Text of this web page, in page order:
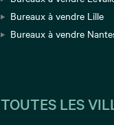
Bureaux à vendre Lille
Bureaux à vendre
TOUTES LES